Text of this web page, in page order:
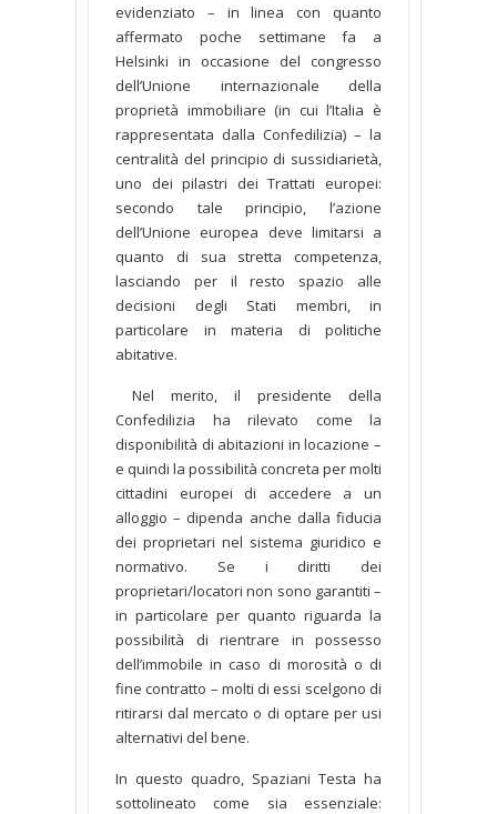
evidenziato – in linea con quanto
affermato poche settimane fa a
Helsinki in occasione del congresso
dell’Unione internazionale della
proprietà immobiliare (in cui l’Italia è
rappresentata dalla Confedilizia) – la
centralità del principio di sussidiarietà,
uno dei pilastri dei Trattati europei:
secondo tale principio, l’azione
dell’Unione europea deve limitarsi a
quanto di sua stretta competenza,
lasciando per il resto spazio alle
decisioni degli Stati membri, in
particolare in materia di politiche
abitative.
Nel merito, il presidente della
Confedilizia ha rilevato come la
disponibilità di abitazioni in locazione –
e quindi la possibilità concreta per molti
cittadini europei di accedere a un
alloggio – dipenda anche dalla fiducia
dei proprietari nel sistema giuridico e
normativo. Se i diritti dei
proprietari/locatori non sono garantiti –
in particolare per quanto riguarda la
possibilità di rientrare in possesso
dell’immobile in caso di morosità o di
fine contratto – molti di essi scelgono di
ritirarsi dal mercato o di optare per usi
alternativi del bene.
In questo quadro, Spaziani Testa ha
sottolineato come sia essenziale: